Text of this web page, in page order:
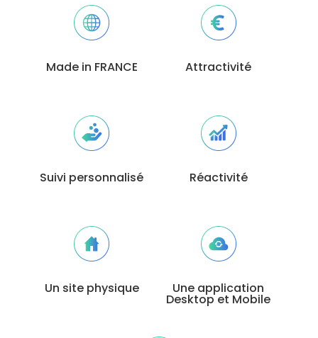
Made in FRANCE Attractivité
Suivi personnalisé Réactivité
Un site physique Une application
Desktop et Mobile